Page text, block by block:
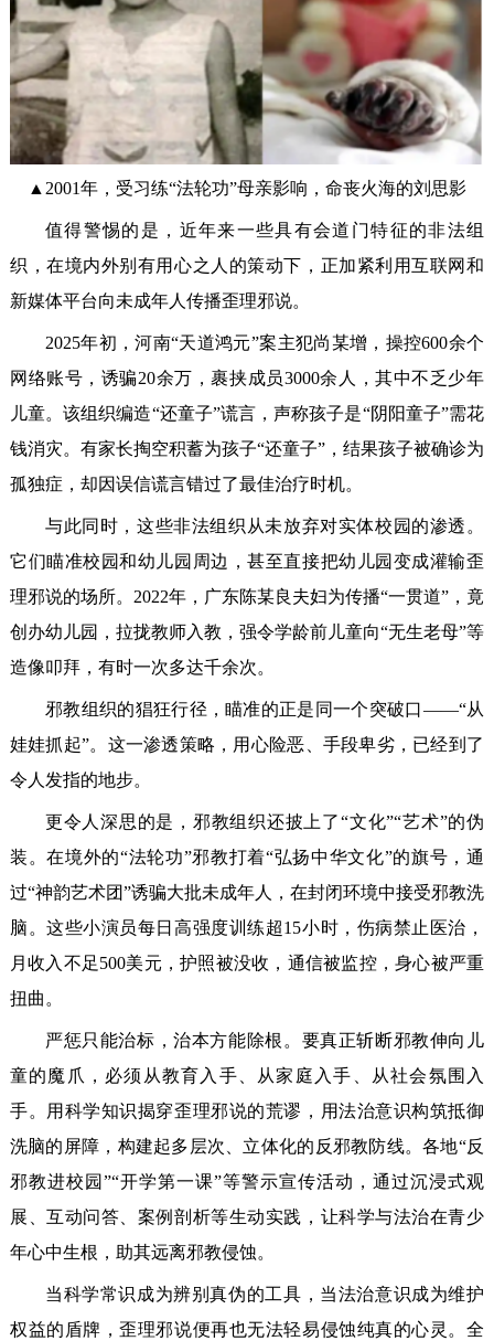
▲2001年，受习练“法轮功”母亲影响，命丧火海的刘思影
值得警惕的是，近年来一些具有会道门特征的非法组
织，在境内外别有用心之人的策动下，正加紧利用互联网和
新媒体平台向未成年人传播歪理邪说。
2025年初，河南“天道鸿元”案主犯尚某增，操控600余个
网络账号，诱骗20余万，裹挟成员3000余人，其中不乏少年
儿童。该组织编造“还童子”谎言，声称孩子是“阴阳童子”需花
钱消灾。有家长掏空积蓄为孩子“还童子”，结果孩子被确诊为
孤独症，却因误信谎言错过了最佳治疗时机。
与此同时，这些非法组织从未放弃对实体校园的渗透。
它们瞄准校园和幼儿园周边，甚至直接把幼儿园变成灌输歪
理邪说的场所。2022年，广东陈某良夫妇为传播“一贯道”，竟
创办幼儿园，拉拢教师入教，强令学龄前儿童向“无生老母”等
造像叩拜，有时一次多达千余次。
邪教组织的猖狂行径，瞄准的正是同一个突破口——“从
娃娃抓起”。这一渗透策略，用心险恶、手段卑劣，已经到了
令人发指的地步。
更令人深思的是，邪教组织还披上了“文化”“艺术”的伪
装。在境外的“法轮功”邪教打着“弘扬中华文化”的旗号，通
过“神韵艺术团”诱骗大批未成年人，在封闭环境中接受邪教洗
脑。这些小演员每日高强度训练超15小时，伤病禁止医治，
月收入不足500美元，护照被没收，通信被监控，身心被严重
扭曲。
严惩只能治标，治本方能除根。要真正斩断邪教伸向儿
童的魔爪，必须从教育入手、从家庭入手、从社会氛围入
手。用科学知识揭穿歪理邪说的荒谬，用法治意识构筑抵御
洗脑的屏障，构建起多层次、立体化的反邪教防线。各地“反
邪教进校园”“开学第一课”等警示宣传活动，通过沉浸式观
展、互动问答、案例剖析等生动实践，让科学与法治在青少
年心中生根，助其远离邪教侵蚀。
当科学常识成为辨别真伪的工具，当法治意识成为维护
权益的盾牌，歪理邪说便再也无法轻易侵蚀纯真的心灵。全